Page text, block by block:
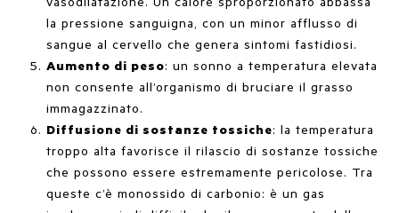
la pressione sanguigna, con un minor afflusso di
sangue al cervello che genera sintomi fastidiosi.
Aumento di peso: un sonno a temperatura elevata
non consente all’organismo di bruciare il grasso
immagazzinato.
Diffusione di sostanze tossiche: la temperatura
troppo alta favorisce il rilascio di sostanze tossiche
che possono essere estremamente pericolose. Tra
queste c’è monossido di carbonio: è un gas